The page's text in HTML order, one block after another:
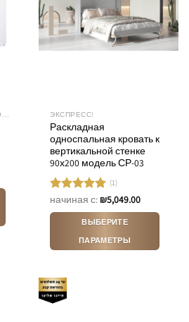
ШКАФЫ-КРОВАТИ ТРАНСФОРМЕРЫ ЭКСПРЕСС!
Раскладная
односпальная кровать к
вертикальной стенке
90х200 модель СР-03
Оценка
5.00из 5
(1)
начиная с: ₪5,049.00
ВЫБЕРИТЕ
ПАРАМЕТРЫ
имеет
несколько